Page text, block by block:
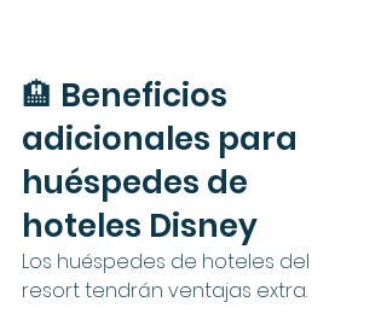
🏨 Beneficios
adicionales para
huéspedes de
hoteles Disney
Los huéspedes de hoteles del
resort tendrán ventajas extra.